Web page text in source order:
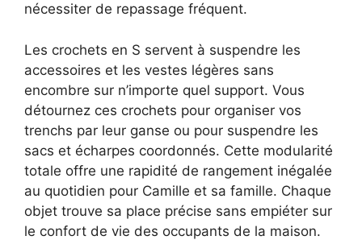
nécessiter de repassage fréquent.
Les crochets en S servent à suspendre les
accessoires et les vestes légères sans
encombre sur n’importe quel support. Vous
détournez ces crochets pour organiser vos
trenchs par leur ganse ou pour suspendre les
sacs et écharpes coordonnés. Cette modularité
totale offre une rapidité de rangement inégalée
au quotidien pour Camille et sa famille. Chaque
objet trouve sa place précise sans empiéter sur
le confort de vie des occupants de la maison.